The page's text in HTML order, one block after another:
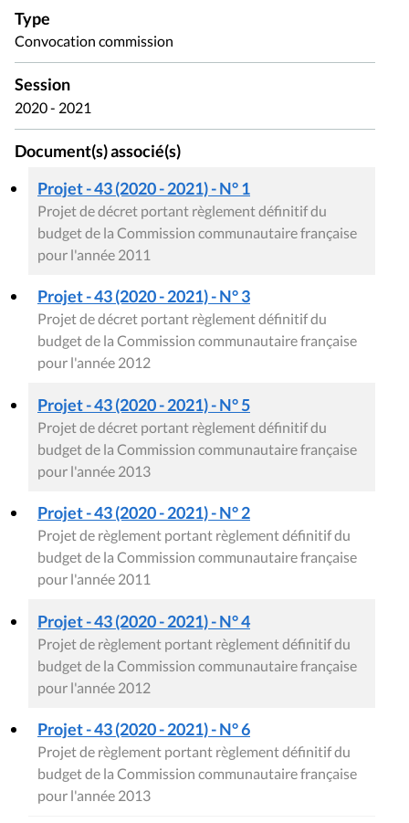
Type
Convocation commission
Session
2020 - 2021
Document(s) associé(s)
Projet - 43 (2020 - 2021) - N° 1
Projet de décret portant règlement définitif du
budget de la Commission communautaire française
pour l'année 2011
Projet - 43 (2020 - 2021) - N° 3
Projet de décret portant règlement définitif du
budget de la Commission communautaire française
pour l'année 2012
Projet - 43 (2020 - 2021) - N° 5
Projet de décret portant règlement définitif du
budget de la Commission communautaire française
pour l'année 2013
Projet - 43 (2020 - 2021) - N° 2
Projet de règlement portant règlement définitif du
budget de la Commission communautaire française
pour l'année 2011
Projet - 43 (2020 - 2021) - N° 4
Projet de règlement portant règlement définitif du
budget de la Commission communautaire française
pour l'année 2012
Projet - 43 (2020 - 2021) - N° 6
Projet de règlement portant règlement définitif du
budget de la Commission communautaire française
pour l'année 2013